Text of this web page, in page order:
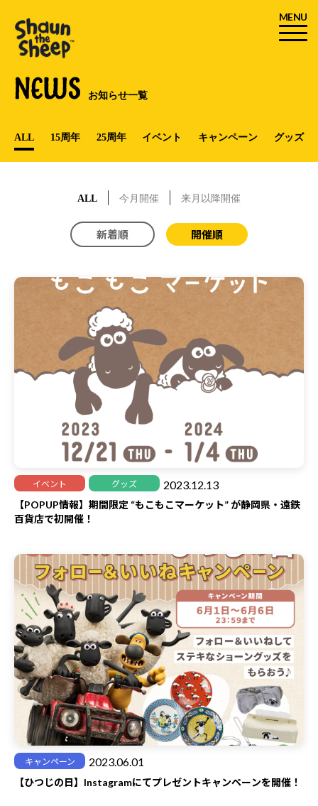
MENU
NEWS お知らせ一覧
ALL 15周年 25周年 イベント キャンペーン グッズ
ALL 今月開催 来月以降開催
新着順 開催順
イベント グッズ 2023.12.13
【POPUP情報】期間限定 “もこもこマーケット” が静岡県・遠鉄
百貨店で初開催！
キャンペーン 2023.06.01
【ひつじの日】Instagramにてプレゼントキャンペーンを開催！